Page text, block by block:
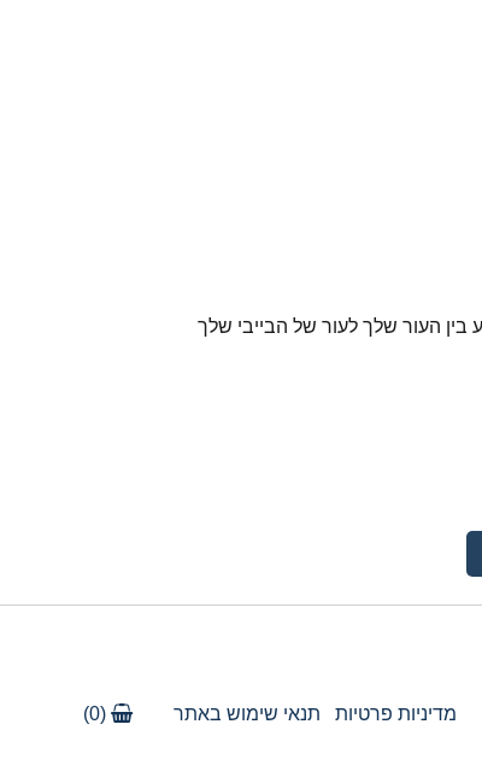
העור שלך לעור של הבייבי שלך
מדיניות פרטיות תנאי שימוש באתר (0)